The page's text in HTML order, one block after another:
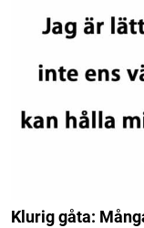
Klurig gåta: